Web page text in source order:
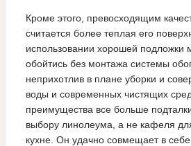
Кроме этого, превосходящим
считается более теплая его
использовании хорошей подложки
обойтись без монтажа системы
неприхотлив в плане уборки и
воды и современных чистящих
преимущества все больше
выбору линолеума, а не кафеля
кухне. Он удачно совмещает в